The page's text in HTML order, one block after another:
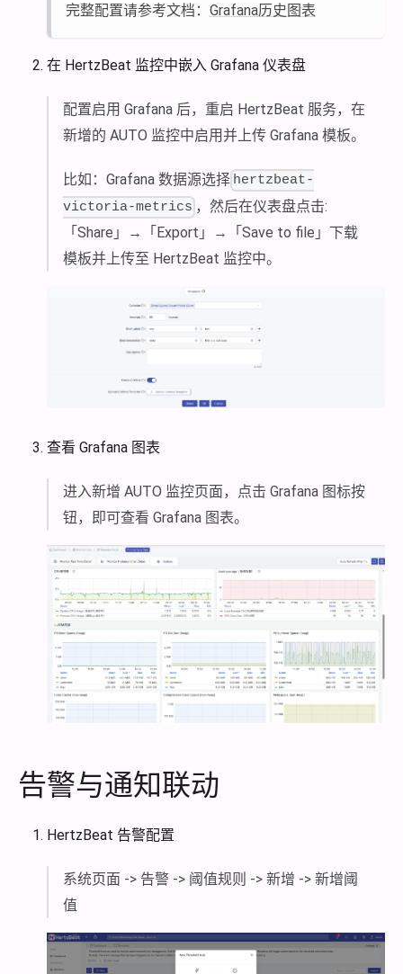
完整配置请参考文档： Grafana历史图表
在 HertzBeat 监控中嵌入 Grafana 仪表盘
配置启用 Grafana 后，重启 HertzBeat 服务，在
新增的 AUTO 监控中启用并上传 Grafana 模板。
比如：Grafana 数据源选择 hertzbeat-
victoria-metrics ，然后在仪表盘点击:
「Share」→「Export」→「Save to file」下载
模板并上传至 HertzBeat 监控中。
查看 Grafana 图表
进入新增 AUTO 监控页面，点击 Grafana 图标按
钮，即可查看 Grafana 图表。
告警与通知联动
HertzBeat 告警配置
系统页面 -> 告警 -> 阈值规则 -> 新增 -> 新增阈
值